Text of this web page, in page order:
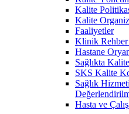
Kalite
Kalite
Faaliyetler
Klinik
Hastane
Sağlıkta
SKS Kalite
Sağlık
Hasta ve